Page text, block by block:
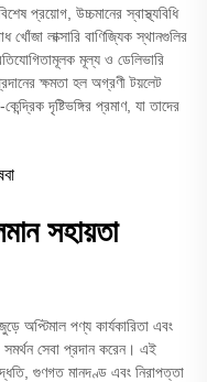
প্রয়োগ, উচ্চমানের স্বাস্থ্যবিধি
খোঁজা লাক্সারি বাণিজ্যিক স্থানগুলির
মূল্য ও ডেলিভারি
ক্ষমতা হল অগ্রণী টয়লেট
দৃষ্টিভঙ্গির প্রমাণ, যা তাদের
সহায়তা
অপ্টিমাল পণ্য কার্যকারিতা এবং
সেবা প্রদান করেন। এই
গুণগত মানদণ্ড এবং নিরাপত্তা